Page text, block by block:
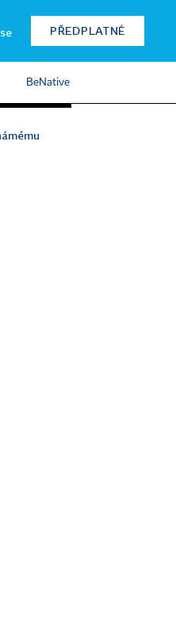
PŘEDPLATNÉ
BeNative